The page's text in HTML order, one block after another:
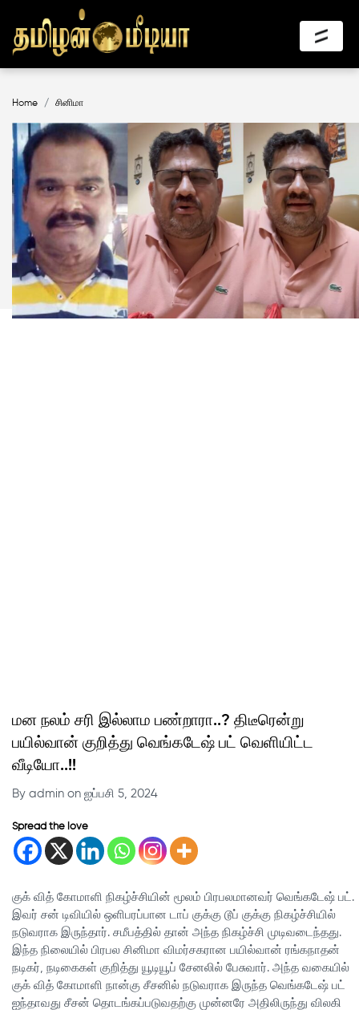
Home சினிமா
மன நலம் சரி இல்லாம பண்றாரா..? திடீரென்று
பயில்வான் குறித்து வெங்கடேஷ் பட் வெளியிட்ட
வீடியோ..!!
By admin on ஐப்பசி 5, 2024
Spread the love
குக் வித் கோமாளி நிகழ்ச்சியின் மூலம் பிரபலமானவர் வெங்கடேஷ் பட்.
இவர் சன் டிவியில் ஒளிபரப்பான டாப் குக்கு டூப் குக்கு நிகழ்ச்சியில்
நடுவராக இருந்தார். சமீபத்தில் தான் அந்த நிகழ்ச்சி முடிவடைந்தது.
இந்த நிலையில் பிரபல சினிமா விமர்சகரான பயில்வான் ரங்கநாதன்
நடிகர், நடிகைகள் குறித்து யூடியூப் சேனலில் பேசுவார். அந்த வகையில்
குக் வித் கோமாளி நான்கு சீசனில் நடுவராக இருந்த வெங்கடேஷ் பட்
ஐந்தாவது சீசன் தொடங்கப்படுவதற்கு முன்னரே அதிலிருந்து விலகி